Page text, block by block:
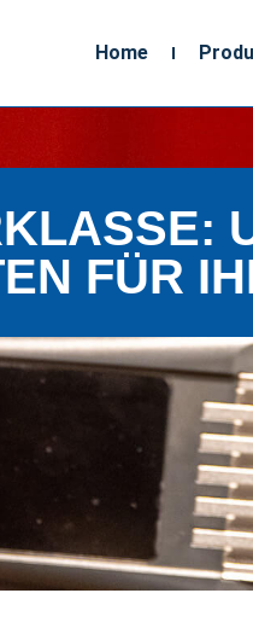
Home
FÜR